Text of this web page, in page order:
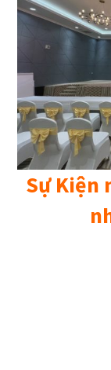
Sự Kiện